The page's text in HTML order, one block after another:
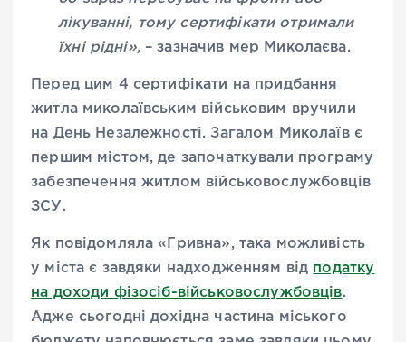
лікуванні, тому сертифікати отримали
їхні рідні»,– зазначив мер Миколаєва.
Перед цим 4 сертифікати на придбання
житла миколаївським військовим вручили
на День Незалежності. Загалом Миколаїв є
першим містом, де започаткували програму
забезпечення житлом військовослужбовців
ЗСУ.
Як повідомляла «Гривна», така можливість
у міста є завдяки надходженням від податку
на доходи фізосіб-військовослужбовців.
Адже сьогодні дохідна частина міського